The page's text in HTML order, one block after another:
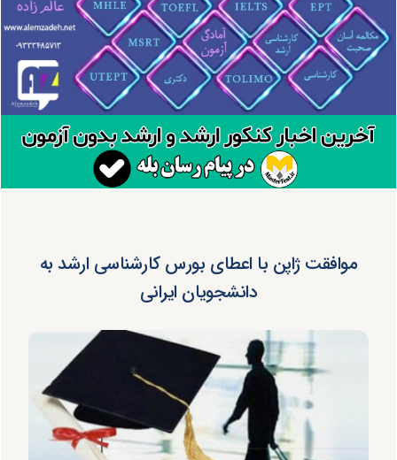
موافقت ژاپن با اعطای بورس کارشناسی ارشد به
دانشجویان ایرانی